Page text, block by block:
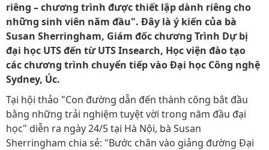
riêng – chương trình được thiết lập dành riêng cho
những sinh viên năm đầu". Đây là ý kiến của bà
Susan Sherringham, Giám đốc chương Trình Dự bị
đại học UTS đến từ UTS Insearch, Học viện đào tạo
các chương trình chuyển tiếp vào Đại học Công nghệ
Sydney, Úc.
Tại hội thảo "Con đường dẫn đến thành công bắt đầu
bằng những trải nghiệm tuyệt vời trong năm đầu đại
học" diễn ra ngày 24/5 tại Hà Nội, bà Susan
Sherringham chia sẻ: "Bước chân vào giảng đường Đại